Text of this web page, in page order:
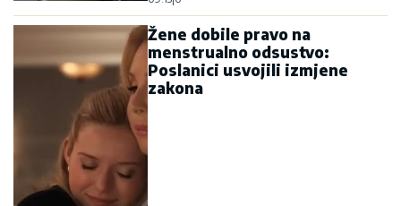
Žene dobile pravo na
menstrualno odsustvo:
Poslanici usvojili izmjene
zakona